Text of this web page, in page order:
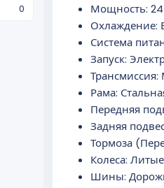
0
Мощность: 24
Охлаждение:
Система
Запуск:
Рама:
Передняя
Задняя
Тормоза
Колеса:
Шины: